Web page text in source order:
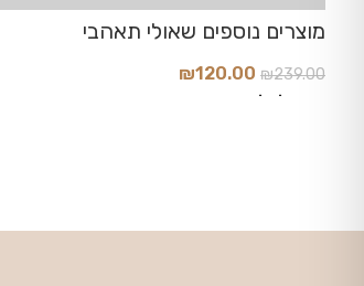
₪239.00
₪120.00
הוסף לסל